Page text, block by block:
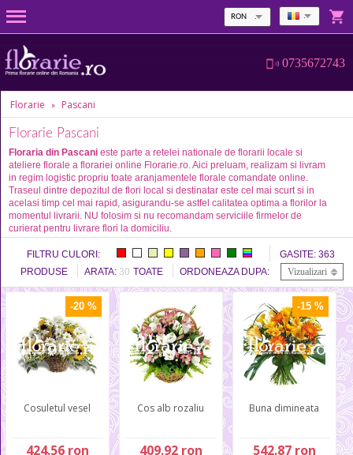
RON
0735672743
Florarie » Pascani
Florarie Pascani
Floraria din Pascani este parte a retelei nationale de florarii locale si
ateliere florale a florariei online Florarie.ro. Aici preluam, realizam si livram
in regim logistic propriu toate aranjamentele florale comandate online.
Traseul dintre depozitul de flori local si destinatar este cel mai scurt si in
acelasi timp cel mai rapid, asigurandu-se astfel calitatea optima a florilor la
momentul livrarii. NU folosim si nu recomandam serviciile firmelor de
curierat pentru livrare flori la domiciliu.
FILTRU CULORI: GASITE: 363
PRODUSE
ARATA: 30 TOATE ORDONEAZA DUPA: Vizualizari
-20 %
Cosuletul vesel
424.56 ron
Cos alb rozaliu
409.92 ron
-15 %
Buna dimineata
542.87 ron